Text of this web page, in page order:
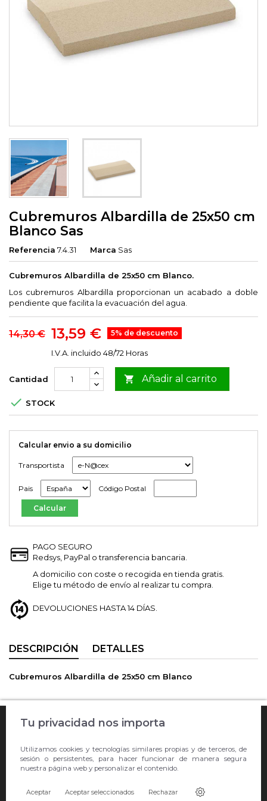
Tu privacidad nos importa
Utilizamos cookies y tecnologías similares propias y de terceros, de
sesión o persistentes, para hacer funcionar de manera segura
nuestra página web y personalizar el contenido.
Aceptar Aceptar seleccionados Rechazar
Cubremuros Albardilla de 25x50 cm
Blanco Sas
Referencia 7.4.31 Marca Sas
Cubremuros Albardilla de 25x50 cm Blanco.
Los cubremuros Albardilla proporcionan un acabado a doble
pendiente que facilita la evacuación del agua.
14,30 € 13,59 € 5% de descuento
I.V.A. incluido 48/72 Horas
Cantidad  Añadir al carrito
 STOCK
Calcular envio a su domicilio
Transportista
Pais Código Postal
PAGO SEGURO
Redsys, PayPal o transferencia bancaria.
A domicilio con coste o recogida en tienda gratis.
Elige tu método de envío al realizar tu compra.
DEVOLUCIONES HASTA 14 DÍAS.
DESCRIPCIÓN DETALLES
Cubremuros Albardilla de 25x50 cm Blanco
COMPRA ONLINE
EMPRESA 